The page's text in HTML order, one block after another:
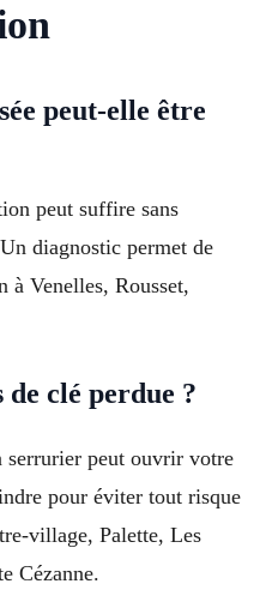
peut-elle être
peut suffire sans
diagnostic permet de
Venelles, Rousset,
de clé perdue ?
serrurier peut ouvrir votre
pour éviter tout risque
village, Palette, Les
Cézanne.